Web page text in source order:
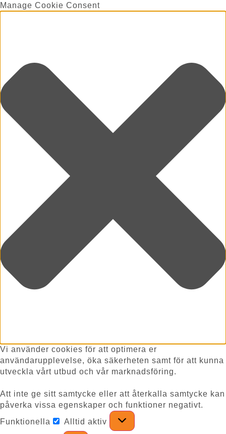
Manage Cookie Consent
Vi använder cookies för att optimera er
användarupplevelse, öka säkerheten samt för att kunna
utveckla vårt utbud och vår marknadsföring.
Att inte ge sitt samtycke eller att återkalla samtycke kan
påverka vissa egenskaper och funktioner negativt.
Funktionella
Alltid aktiv